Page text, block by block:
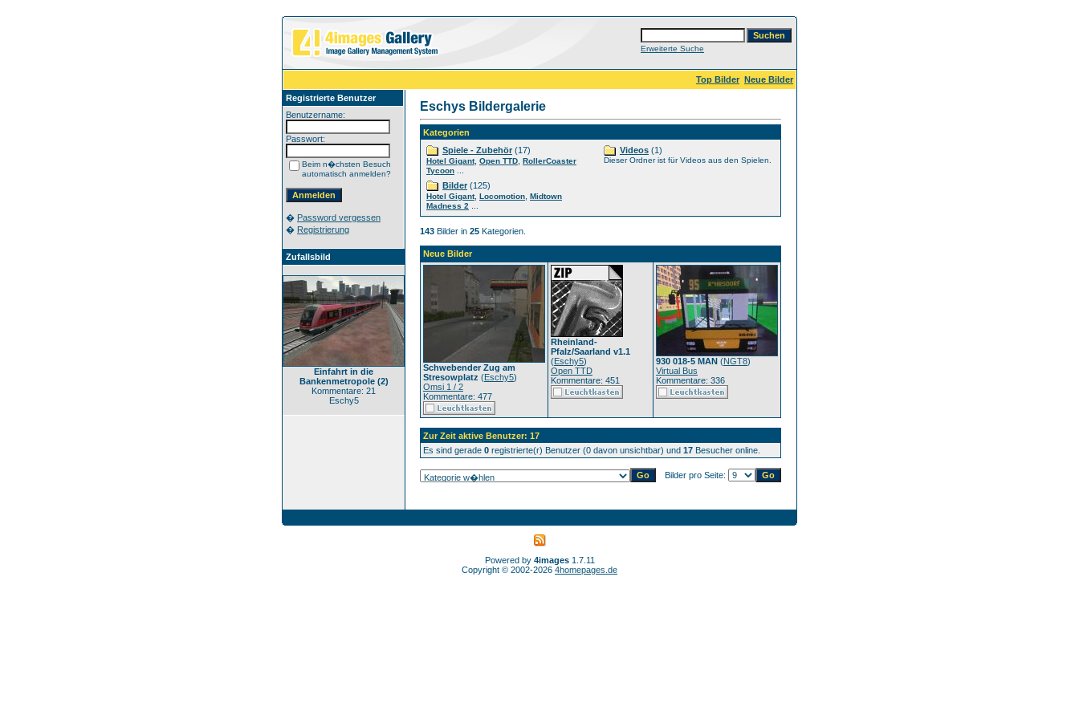
Erweiterte Suche
Top Bilder Neue Bilder
Registrierte Benutzer
Benutzername:
Passwort:
Beim n�chsten Besuch
automatisch anmelden?
� Password vergessen
� Registrierung
Zufallsbild
Einfahrt in die
Bankenmetropole (2)
Kommentare: 21
Eschy5
Eschys Bildergalerie
Kategorien
Spiele - Zubehör(17)
Hotel Gigant, Open TTD RollerCoaster
Tycoon
Bilder(125)
Hotel Gigant, Locomotion Midtown
Madness 2
Videos (1)
Dieser Ordner ist für Videos aus den Spielen.
143 Bilder in 25 Kategorien.
Neue Bilder
Schwebender Zug am
Stresowplatz (Eschy5)
Omsi 1 / 2
Kommentare: 477
Rheinland-
Pfalz/Saarland v1.1
(Eschy5)
Open TTD
Kommentare: 451
930 018-5 MAN (NGT8)
Virtual Bus
Kommentare: 336
Zur Zeit aktive Benutzer: 17
Es sind gerade 0 registrierte(r) Benutzer (0 davon unsichtbar) und 17 Besucher online.
Bilder pro Seite:
Powered by 4images1.7.11
Copyright © 2002-2026 4homepages.de